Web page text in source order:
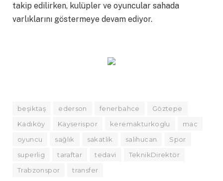
takip edilirken, kulüpler ve oyuncular sahada
varlıklarını göstermeye devam ediyor.
beşiktaş ederson fenerbahce
Göztepe
Kadıköy
Kayserispor keremakturkoglu
mac
oyuncu
sağlık sakatlik salihucan
Spor
superlig
taraftar tedavi
TeknikDirektör
Trabzonspor
transfer